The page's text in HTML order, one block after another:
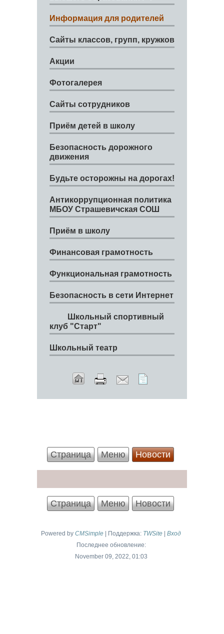
Информация для родителей
Сайты классов, групп, кружков
Акции
Фотогалерея
Сайты сотрудников
Приём детей в школу
Безопасность дорожного
движения
Будьте осторожны на дорогах!
Антикоррупционная политика
МБОУ Страшевичская СОШ
Приём в школу
Финансовая грамотность
Функциональная грамотность
Безопасность в сети Интернет
Школьный спортивный
клуб "Старт"
Школьный театр
Страница Меню Новости
Страница Меню Новости
Powered by CMSimple | Поддержка: TWSite
Вход
Последнее обновление:
November 09, 2022, 01:03